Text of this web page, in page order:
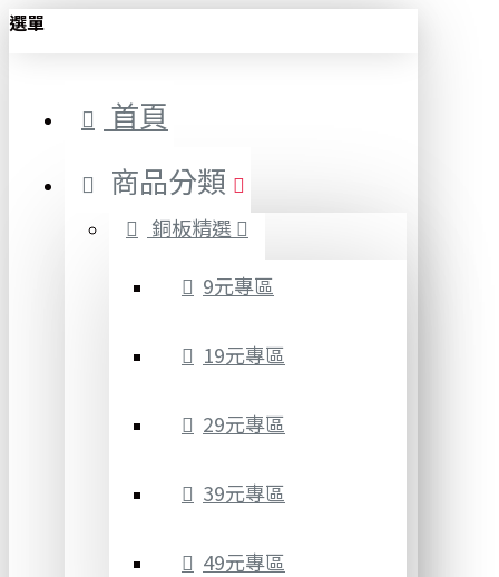
選單
首頁
商品分類
銅板精選
9元專區
19元專區
29元專區
39元專區
49元專區